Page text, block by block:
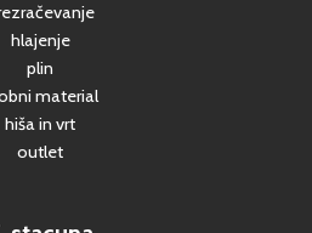
hlajenje
plin
material
hiša in vrt
outlet